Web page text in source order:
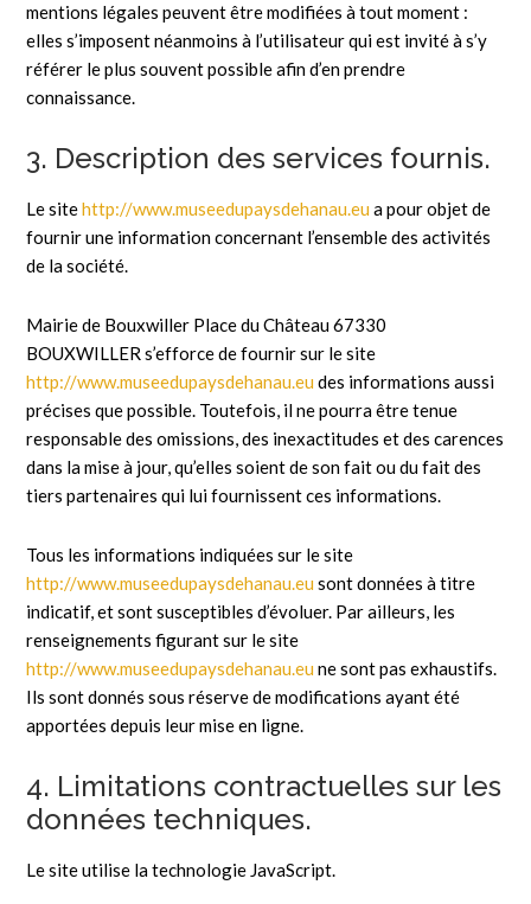
mentions légales peuvent être modifiées à tout moment :
elles s’imposent néanmoins à l’utilisateur qui est invité à s’y
référer le plus souvent possible afin d’en prendre
connaissance.
3. Description des services fournis.
Le sitehttp://www.museedupaysdehanau.eu a pour objet de
fournir une information concernant l’ensemble des activités
de la société.
Mairie de Bouxwiller Place du Château 67330
BOUXWILLER s’efforce de fournir sur le site
http://www.museedupaysdehanau.eu des informations aussi
précises que possible. Toutefois, il ne pourra être tenue
responsable des omissions, des inexactitudes et des carences
dans la mise à jour, qu’elles soient de son fait ou du fait des
tiers partenaires qui lui fournissent ces informations.
Tous les informations indiquées sur le site
http://www.museedupaysdehanau.eu sont données à titre
indicatif, et sont susceptibles d’évoluer. Par ailleurs, les
renseignements figurant sur le site
http://www.museedupaysdehanau.eu ne sont pas exhaustifs.
Ils sont donnés sous réserve de modifications ayant été
apportées depuis leur mise en ligne.
4. Limitations contractuelles sur les
données techniques.
Le site utilise la technologie JavaScript.